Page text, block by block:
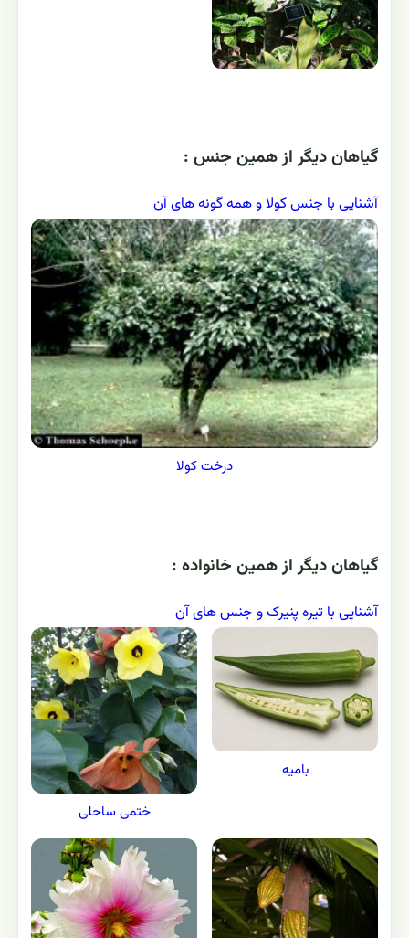
گياهان ديگر از همين جنس :
آشنایی با جنس کولا و همه گونه های آن
درخت کولا
گياهان ديگر از همين خانواده :
آشنایی با تیره پنیرک و جنس های آن
بامیه
ختمی ساحلی